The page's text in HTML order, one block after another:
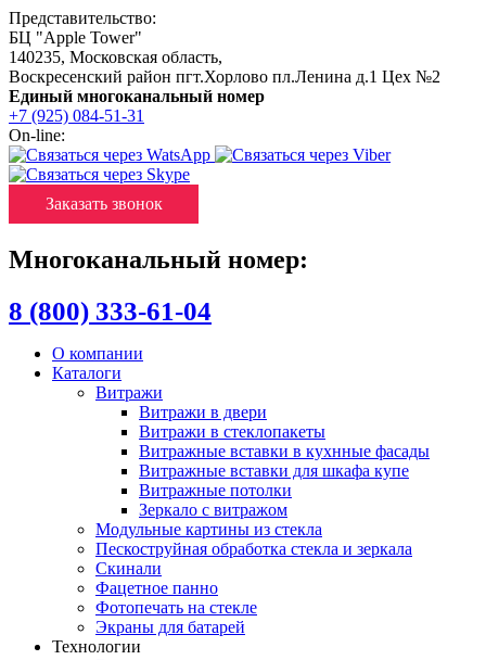
Представительство:
БЦ "Apple Tower"
140235, Московская область,
Воскресенский район пгт.Хорлово пл.Ленина д.1 Цех №2
Единый многоканальный номер
+7 (925) 084-51-31
On-line:
Заказать звонок
Многоканальный номер:
8 (800) 333-61-04
О компании
Каталоги
Витражи
Витражи в двери
Витражи в стеклопакеты
Витражные вставки в кухнные фасады
Витражные вставки для шкафа купе
Витражные потолки
Зеркало с витражом
Модульные картины из стекла
Пескоструйная обработка стекла и зеркала
Скинали
Фацетное панно
Фотопечать на стекле
Экраны для батарей
Технологии